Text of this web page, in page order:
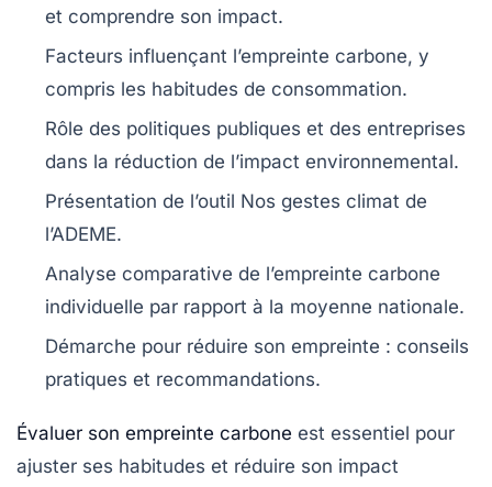
et comprendre son impact.
Facteurs influençant l’empreinte carbone, y
compris les habitudes de consommation.
Rôle des politiques publiques et des entreprises
dans la réduction de l’impact environnemental.
Présentation de l’outil Nos gestes climat de
l’ADEME.
Analyse comparative de l’empreinte carbone
individuelle par rapport à la moyenne nationale.
Démarche pour réduire son empreinte : conseils
pratiques et recommandations.
Évaluer son empreinte carbone est essentiel pour
ajuster ses habitudes et réduire son impact